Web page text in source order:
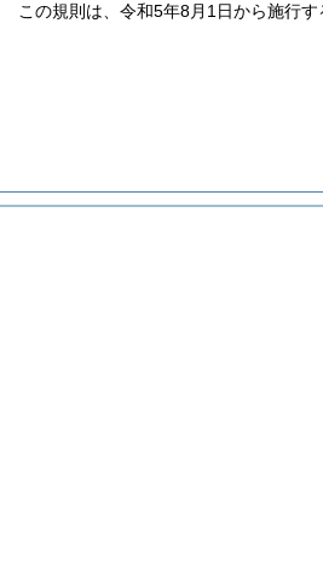
この規則は、令和5年8月1日から施行す